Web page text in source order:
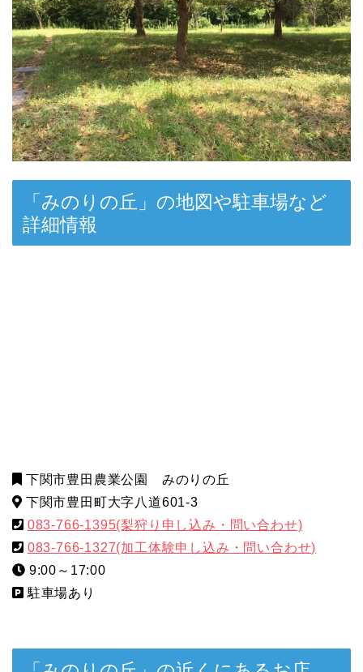
「みのりの丘」の地図や駐車場など
詳細情報
下関市豊田農業公園 みのりの丘
下関市豊田町大字八道601-3
083-766-1395(梨狩り申し込み・問い合わせ)
083-766-1327(加工体験申し込み・問い合わせ)
9:00～17:00
駐車場あり